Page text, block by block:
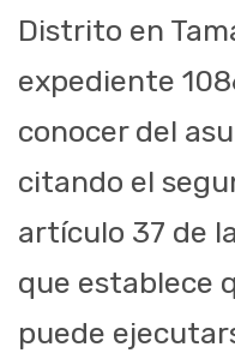
Distrito en
expediente
conocer del
citando el
artículo 37 de
que establece
puede